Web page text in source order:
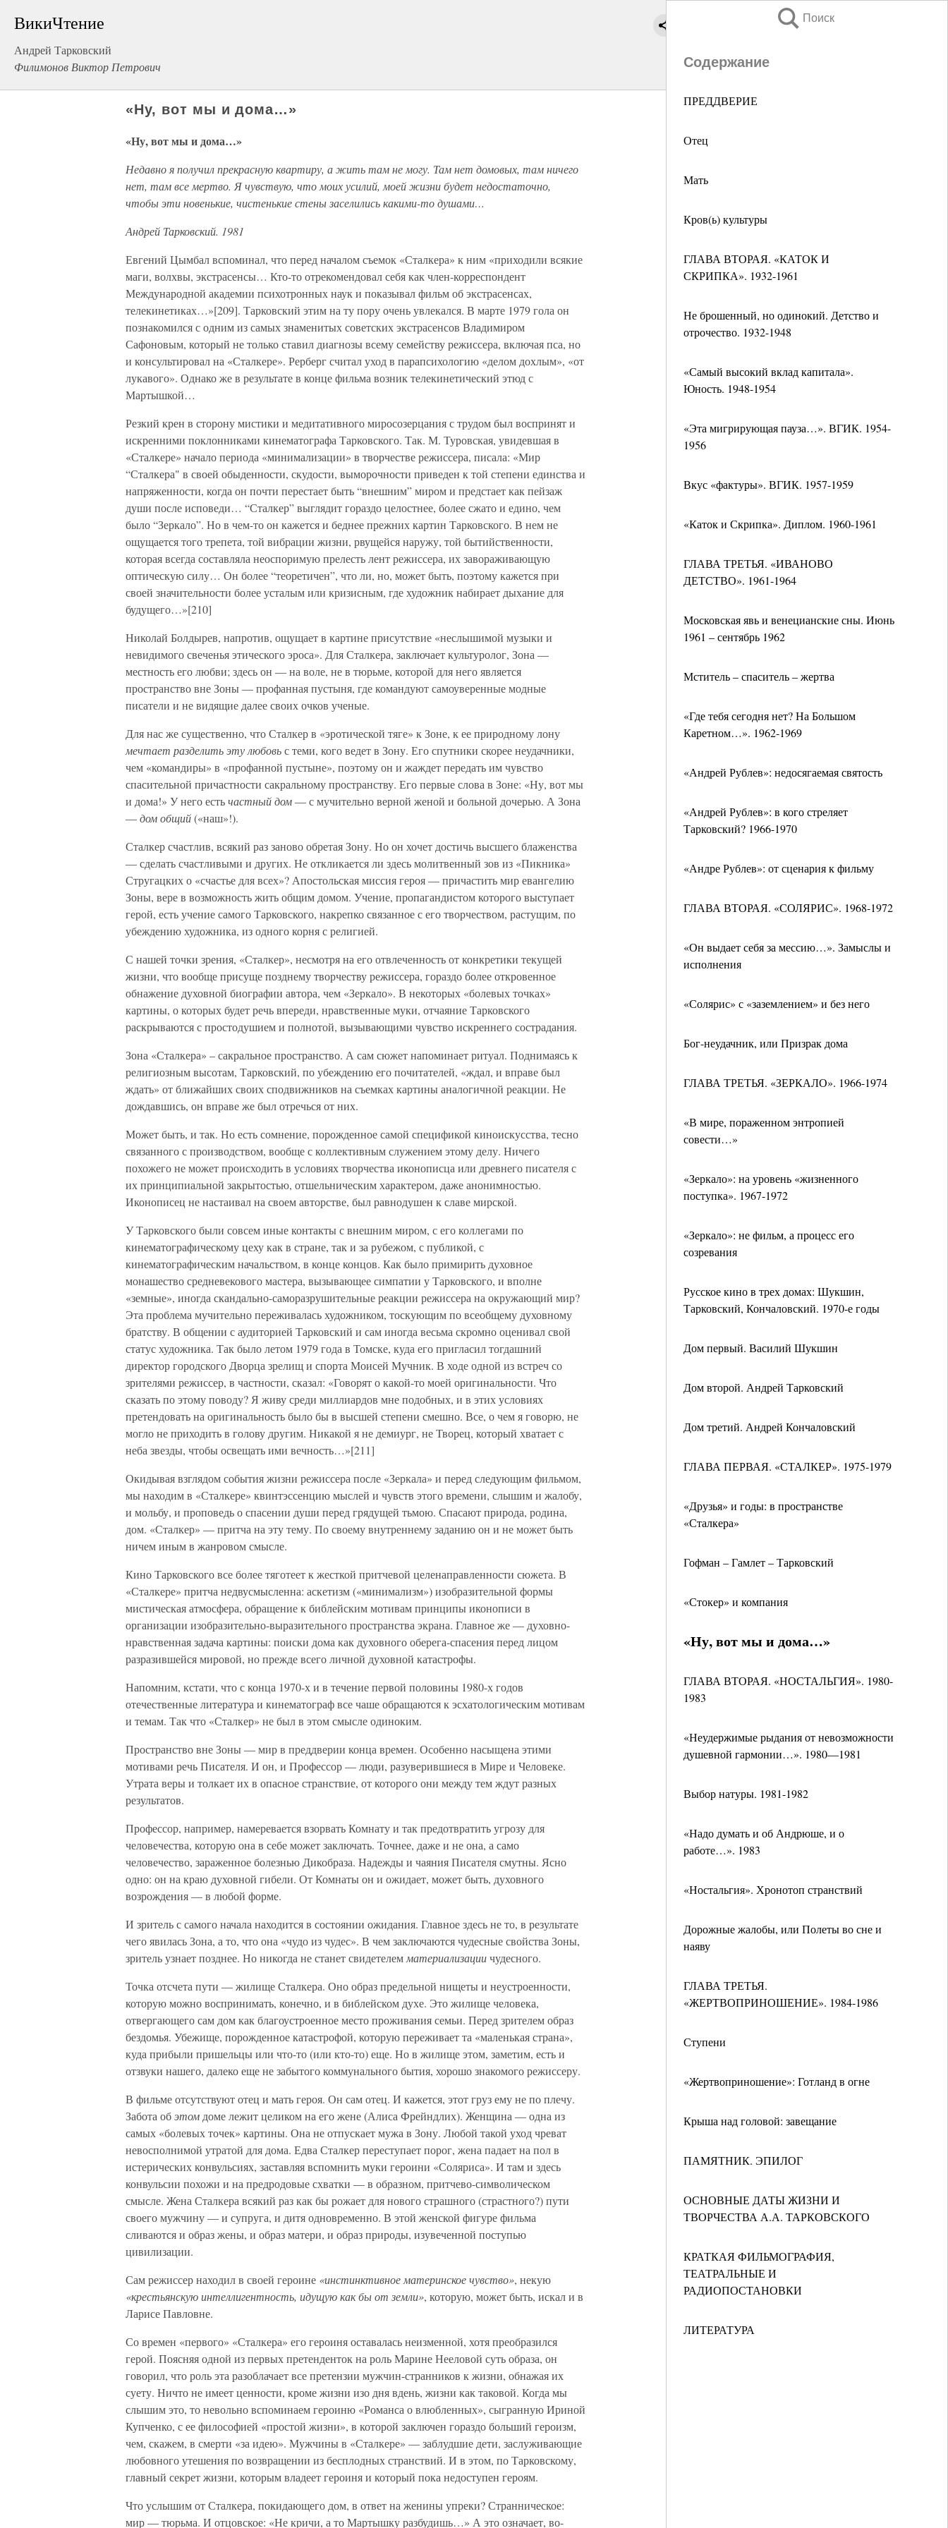
ВикиЧтение
Андрей Тарковский
Филимонов Виктор Петрович
Поиск
Содержание
ПРЕДДВЕРИЕ
Отец
Мать
Кров(ь) культуры
ГЛАВА ВТОРАЯ. «КАТОК И
СКРИПКА». 1932-1961
Не брошенный, но одинокий. Детство и
отрочество. 1932-1948
«Самый высокий вклад капитала».
Юность. 1948-1954
«Эта мигрирующая пауза…». ВГИК. 1954-
1956
Вкус «фактуры». ВГИК. 1957-1959
«Каток и Скрипка». Диплом. 1960-1961
ГЛАВА ТРЕТЬЯ. «ИВАНОВО
ДЕТСТВО». 1961-1964
Московская явь и венецианские сны. Июнь
1961 – сентябрь 1962
Мститель – спаситель – жертва
«Где тебя сегодня нет? На Большом
Каретном…». 1962-1969
«Андрей Рублев»: недосягаемая святость
«Андрей Рублев»: в кого стреляет
Тарковский? 1966-1970
«Андре Рублев»: от сценария к фильму
ГЛАВА ВТОРАЯ. «СОЛЯРИС». 1968-1972
«Он выдает себя за мессию…». Замыслы и
исполнения
«Солярис» с «заземлением» и без него
Бог-неудачник, или Призрак дома
ГЛАВА ТРЕТЬЯ. «ЗЕРКАЛО». 1966-1974
«В мире, пораженном энтропией
совести…»
«Зеркало»: на уровень «жизненного
поступка». 1967-1972
«Зеркало»: не фильм, а процесс его
созревания
Русское кино в трех домах: Шукшин,
Тарковский, Кончаловский. 1970-е годы
Дом первый. Василий Шукшин
Дом второй. Андрей Тарковский
Дом третий. Андрей Кончаловский
ГЛАВА ПЕРВАЯ. «СТАЛКЕР». 1975-1979
«Друзья» и годы: в пространстве
«Сталкера»
Гофман – Гамлет – Тарковский
«Стокер» и компания
«Ну, вот мы и дома…»
ГЛАВА ВТОРАЯ. «НОСТАЛЬГИЯ». 1980-
1983
«Неудержимые рыдания от невозможности
душевной гармонии…». 1980—1981
Выбор натуры. 1981-1982
«Надо думать и об Андрюше, и о
работе…». 1983
«Ностальгия». Хронотоп странствий
Дорожные жалобы, или Полеты во сне и
наяву
ГЛАВА ТРЕТЬЯ.
«ЖЕРТВОПРИНОШЕНИЕ». 1984-1986
Ступени
«Жертвоприношение»: Готланд в огне
Крыша над головой: завещание
ПАМЯТНИК. ЭПИЛОГ
ОСНОВНЫЕ ДАТЫ ЖИЗНИ И
ТВОРЧЕСТВА А.А. ТАРКОВСКОГО
КРАТКАЯ ФИЛЬМОГРАФИЯ,
ТЕАТРАЛЬНЫЕ И
РАДИОПОСТАНОВКИ
ЛИТЕРАТУРА
«Ну, вот мы и дома…»
«Ну, вот мы и дома…»
Недавно я получил прекрасную квартиру, а жить там не могу. Там нет домовых, там ничего
нет, там все мертво. Я чувствую, что моих усилий, моей жизни будет недостаточно,
чтобы эти новенькие, чистенькие стены заселились какими-то душами…
Андрей Тарковский. 1981
Евгений Цымбал вспоминал, что перед началом съемок «Сталкера» к ним «приходили всякие
маги, волхвы, экстрасенсы… Кто-то отрекомендовал себя как член-корреспондент
Международной академии психотронных наук и показывал фильм об экстрасенсах,
телекинетиках…»[209]. Тарковский этим на ту пору очень увлекался. В марте 1979 гола он
познакомился с одним из самых знаменитых советских экстрасенсов Владимиром
Сафоновым, который не только ставил диагнозы всему семейству режиссера, включая пса, но
и консультировал на «Сталкере». Рерберг считал уход в парапсихологию «делом дохлым», «от
лукавого». Однако же в результате в конце фильма возник телекинетический этюд с
Мартышкой…
Резкий крен в сторону мистики и медитативного миросозерцания с трудом был воспринят и
искренними поклонниками кинематографа Тарковского. Так. М. Туровская, увидевшая в
«Сталкере» начало периода «минимализации» в творчестве режиссера, писала: «Мир
“Сталкера" в своей обыденности, скудости, выморочности приведен к той степени единства и
напряженности, когда он почти перестает быть “внешним” миром и предстает как пейзаж
души после исповеди… “Сталкер” выглядит гораздо целостнее, более сжато и едино, чем
было “Зеркало”. Но в чем-то он кажется и беднее прежних картин Тарковского. В нем не
ощущается того трепета, той вибрации жизни, рвущейся наружу, той бытийственности,
которая всегда составляла неоспоримую прелесть лент режиссера, их завораживающую
оптическую силу… Он более “теоретичен”, что ли, но, может быть, поэтому кажется при
своей значительности более усталым или кризисным, где художник набирает дыхание для
будущего…»[210]
Николай Болдырев, напротив, ощущает в картине присутствие «неслышимой музыки и
невидимого свеченья этического эроса». Для Сталкера, заключает культуролог, Зона —
местность его любви; здесь он — на воле, не в тюрьме, которой для него является
пространство вне Зоны — профанная пустыня, где командуют самоуверенные модные
писатели и не видящие далее своих очков ученые.
Для нас же существенно, что Сталкер в «эротической тяге» к Зоне, к ее природному лону
мечтает разделить эту любовьс теми, кого ведет в Зону. Его спутники скорее неудачники,
чем «командиры» в «профанной пустыне», поэтому он и жаждет передать им чувство
спасительной причастности сакральному пространству. Его первые слова в Зоне: «Ну, вот мы
и дома!» У него естьчастный дом— с мучительно верной женой и больной дочерью. А Зона
—дом общий(«наш»!).
Сталкер счастлив, всякий раз заново обретая Зону. Но он хочет достичь высшего блаженства
— сделать счастливыми и других. Не откликается ли здесь молитвенный зов из «Пикника»
Стругацких о «счастье для всех»? Апостольская миссия героя — причастить мир евангелию
Зоны, вере в возможность жить общим домом. Учение, пропагандистом которого выступает
герой, есть учение самого Тарковского, накрепко связанное с его творчеством, растущим, по
убеждению художника, из одного корня с религией.
С нашей точки зрения, «Сталкер», несмотря на его отвлеченность от конкретики текущей
жизни, что вообще присуще позднему творчеству режиссера, гораздо более откровенное
обнажение духовной биографии автора, чем «Зеркало». В некоторых «болевых точках»
картины, о которых будет речь впереди, нравственные муки, отчаяние Тарковского
раскрываются с простодушием и полнотой, вызывающими чувство искреннего сострадания.
Зона «Сталкера» – сакральное пространство. А сам сюжет напоминает ритуал. Поднимаясь к
религиозным высотам, Тарковский, по убеждению его почитателей, «ждал, и вправе был
ждать» от ближайших своих сподвижников на съемках картины аналогичной реакции. Не
дождавшись, он вправе же был отречься от них.
Может быть, и так. Но есть сомнение, порожденное самой спецификой киноискусства, тесно
связанного с производством, вообще с коллективным служением этому делу. Ничего
похожего не может происходить в условиях творчества иконописца или древнего писателя с
их принципиальной закрытостью, отшельническим характером, даже анонимностью.
Иконописец не настаивал на своем авторстве, был равнодушен к славе мирской.
У Тарковского были совсем иные контакты с внешним ми­ром, с его коллегами по
кинематографическому цеху как в стране, так и за рубежом, с публикой, с
кинематографическим начальством, в конце концов. Как было примирить духовное
монашество средневекового мастера, вызывающее симпатии у Тарковского, и вполне
«земные», иногда скандально-саморазрушительные реакции режиссера на окружающий мир?
Эта проблема мучительно переживалась художником, тоскующим по всеобщему духовному
братству. В общении с аудиторией Тарковский и сам иногда весьма скромно оценивал свой
статус художника. Так было летом 1979 года в Томске, куда его пригласил тогдашний
директор городского Дворца зрелищ и спорта Моисей Мучник. В ходе одной из встреч со
зрителями режиссер, в частности, сказал: «Говорят о какой-то моей оригинальности. Что
сказать по этому поводу? Я живу среди миллиардов мне подобных, и в этих условиях
претендовать на оригинальность было бы в высшей степени смешно. Все, о чем я говорю, не
могло не приходить в голову другим. Никакой я не демиург, не Творец, который хватает с
неба звезды, чтобы освещать ими вечность…»[211]
Окидывая взглядом события жизни режиссера после «Зеркала» и перед следующим фильмом,
мы находим в «Сталкере» квинтэссенцию мыслей и чувств этого времени, слышим и жалобу,
и мольбу, и проповедь о спасении души перед грядущей тьмою. Спасают природа, родина,
дом. «Сталкер» — притча на эту тему. По своему внутреннему заданию он и не может быть
ничем иным в жанровом смысле.
Кино Тарковского все более тяготеет к жесткой притчевой целенаправленности сюжета. В
«Сталкере» притча недвусмыс­ленна: аскетизм («минимализм») изобразительной формы
мистическая атмосфера, обращение к библейским мотивам принципы иконописи в
организации изобразительно-выразительного пространства экрана. Главное же — духовно-
нравственная задача картины: поиски дома как духовного оберега-спасения перед лицом
разразившейся мировой, но прежде всего личной духовной катастрофы.
Напомним, кстати, что с конца 1970-х и в течение первой половины 1980-х годов
отечественные литература и кинематограф все чаше обращаются к эсхатологическим мотивам
и темам. Так что «Сталкер» не был в этом смысле одиноким.
Пространство вне Зоны — мир в преддверии конца времен. Особенно насыщена этими
мотивами речь Писателя. И он, и Профессор — люди, разуверившиеся в Мире и Человеке.
Утрата веры и толкает их в опасное странствие, от которого они между тем ждут разных
результатов.
Профессор, например, намеревается взорвать Комнату и так предотвратить угрозу для
человечества, которую она в себе может заключать. Точнее, даже и не она, а само
человечество, зараженное болезнью Дикобраза. Надежды и чаяния Писателя смутны. Ясно
одно: он на краю духовной гибели. От Комнаты он и ожидает, может быть, духовного
возрождения — в любой форме.
И зритель с самого начала находится в состоянии ожидания. Главное здесь не то, в результате
чего явилась Зона, а то, что она «чудо из чудес». В чем заключаются чудесные свойства Зоны,
зритель узнает позднее. Но никогда не станет свидетелем материализациичудесного.
Точка отсчета пути — жилище Сталкера. Оно образ предельной нищеты и неустроенности,
которую можно воспринимать, конечно, и в библейском духе. Это жилище человека,
отвергающего сам дом как благоустроенное место проживания семьи. Перед зрителем образ
бездомья. Убежище, порожденное катастрофой, которую переживает та «маленькая страна»,
куда прибыли пришельцы или что-то (или кто-то) еще. Но в жилище этом, заметим, есть и
отзвуки нашего, далеко еще не забытого коммунального бытия, хорошо знакомого режиссеру.
В фильме отсутствуют отец и мать героя. Он сам отец. И кажется, этот груз ему не по плечу.
Забота обэтом доме лежит целиком на его жене (Алиса Фрейндлих). Женщина — одна из
самых «болевых точек» картины. Она не отпускает мужа в Зону. Любой такой уход чреват
невосполнимой утратой для дома. Едва Сталкер переступает порог, жена падает на пол в
истерических конвульсиях, заставляя вспомнить муки героини «Соляриса». И там и здесь
конвульсии похожи и на предродовые схватки — в образном, притчево-символическом
смысле. Жена Сталкера всякий раз как бы рожает для нового страшного (страстного?) пути
своего мужчину — и супруга, и дитя одновременно. В этой женской фигуре фильма
сливаются и образ жены, и образ матери, и образ природы, изувеченной поступью
цивилизации.
Сам режиссер находил в своей героине «инстинктивное материнское чувство», некую
«крестьянскую интеллигентность, идущую как бы от земли», которую, может быть, искал и в
Ларисе Павловне.
Со времен «первого» «Сталкера» его героиня оставалась неизменной, хотя преобразился
герой. Поясняя одной из первых претенденток на роль Марине Нееловой суть образа, он
говорил, что роль эта разоблачает все претензии мужчин-странников к жизни, обнажая их
суету. Ничто не имеет ценности, кроме жизни изо дня вдень, жизни как таковой. Когда мы
слышим это, то невольно вспоминаем героиню «Романса о влюбленных», сыгранную Ириной
Купченко, с ее философией «простой жизни», в которой заключен гораздо больший героизм,
чем, скажем, в смерти «за идею». Мужчины в «Сталкере» — заблудшие дети, заслуживающие
любовного утешения по воз­вращении из бесплодных странствий. И в этом, по Тарковскому,
главный секрет жизни, которым владеет героиня и который пока недоступен героям.
Что услышим от Сталкера, покидающего дом, в ответ на женины упреки? Странническое:
мир — тюрьма. И отцовское: «Не кричи, а то Мартышку разбудишь…» А это означает, во-